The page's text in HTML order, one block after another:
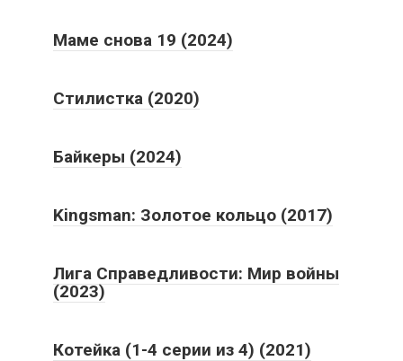
Маме снова 19 (2024)
Стилистка (2020)
Байкеры (2024)
Kingsman: Золотое кольцо (2017)
Лига Справедливости: Мир войны
(2023)
Котейка (1-4 серии из 4) (2021)